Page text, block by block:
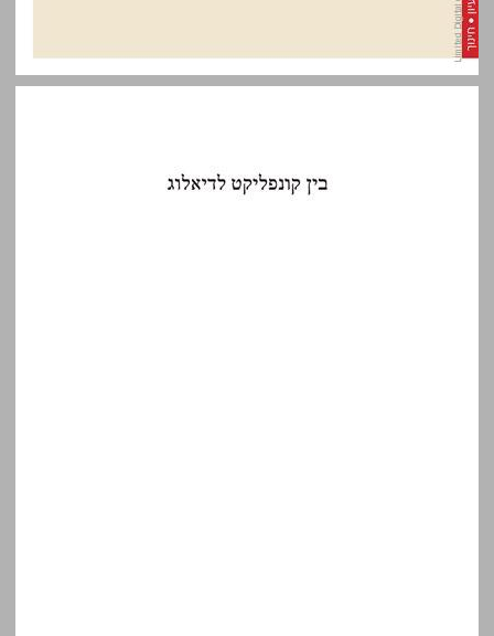
בין קונפליקט לדיאלוג : חינוךוספרות ותיקון עולם ... 0